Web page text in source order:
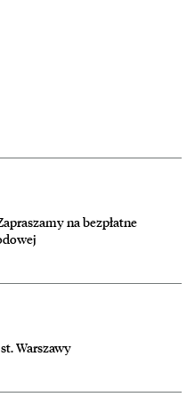
na bezpłatne
Zapraszamy na
Warszawy
Nagrodę m. st. Warszawy